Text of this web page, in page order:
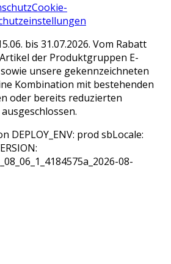
Cookie-
bis 31.07.2026. Vom Rabatt
der Produktgruppen E-
unsere gekennzeichneten
Kombination mit bestehenden
oder bereits reduzierten
DEPLOY_ENV: prod sbLocale:
08-